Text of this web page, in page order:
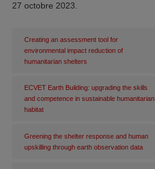
27 octobre 2023.
Creating an assessment tool for
environmental impact reduction of
humanitarian shelters
ECVET Earth Building: upgrading the skills
and competence in sustainable humanitarian
habitat
Greening the shelter response and human
upskilling through earth observation data